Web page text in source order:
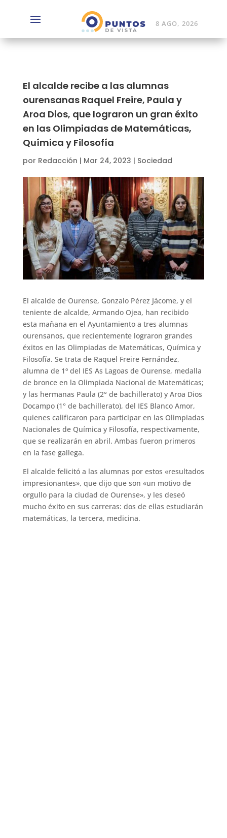
8 AGO, 2026
El alcalde recibe a las alumnas
ourensanas Raquel Freire, Paula y
Aroa Dios, que lograron un gran éxito
en las Olimpiadas de Matemáticas,
Química y Filosofía
por Redacción | Mar 24, 2023 | Sociedad
El alcalde de Ourense, Gonzalo Pérez Jácome, y el
teniente de alcalde, Armando Ojea, han recibido
esta mañana en el Ayuntamiento a tres alumnas
ourensanos, que recientemente lograron grandes
éxitos en las Olimpiadas de Matemáticas, Química y
Filosofía. Se trata de Raquel Freire Fernández,
alumna de 1º del IES As Lagoas de Ourense, medalla
de bronce en la Olimpiada Nacional de Matemáticas;
y las hermanas Paula (2° de bachillerato) y Aroa Dios
Docampo (1° de bachillerato), del IES Blanco Amor,
quienes calificaron para participar en las Olimpiadas
Nacionales de Química y Filosofía, respectivamente,
que se realizarán en abril. Ambas fueron primeros
en la fase gallega.
El alcalde felicitó a las alumnas por estos «resultados
impresionantes», que dijo que son «un motivo de
orgullo para la ciudad de Ourense», y les deseó
mucho éxito en sus carreras: dos de ellas estudiarán
matemáticas, la tercera, medicina.